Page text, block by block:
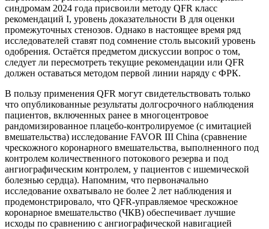
синдромам 2024 года присвоили методу QFR класс
рекомендаций I, уровень доказательности B для оценки
промежуточных стенозов. Однако в настоящее время ряд
исследователей ставят под сомнение столь высокий уровень
одобрения. Остаётся предметом дискуссии вопрос о том,
следует ли пересмотреть текущие рекомендации или QFR
должен оставаться методом первой линии наряду с ФРК.
В пользу применения QFR могут свидетельствовать только
что опубликованные результаты долгосрочного наблюдения
пациентов, включенных ранее в многоцентровое
рандомизированное плацебо-контролируемое (с имитацией
вмешательства) исследование FAVOR III China (сравнение
чрескожного коронарного вмешательства, выполненного под
контролем количественного потокового резерва и под
ангиографическим контролем, у пациентов с ишемической
болезнью сердца). Напомним, что первоначально
исследование охватывало не более 2 лет наблюдения и
продемонстрировало, что QFR-управляемое чрескожное
коронарное вмешательство (ЧКВ) обеспечивает лучшие
исходы по сравнению с ангиографической навигацией